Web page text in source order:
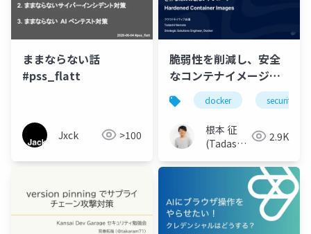
ままならない話
#pss_flatt
Jxck >100
脆弱性を削減し、安全
なコンテナイメージを
作るための新しいアプ
ローチ：Hardened
Container Images
docker security
根本 征
(Tadashi
2.9K